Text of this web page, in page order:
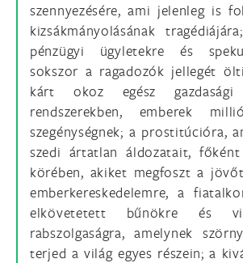
szennyezésére, ami jelenleg is
kizsákmányolásának
pénzügyi ügyletekre és
sokszor a ragadozók jellegét
kárt okoz egész
rendszerekben, emberek
szegénységnek; a prostitúcióra,
szedi ártatlan áldozatait,
körében, akiket megfoszt a
emberkereskedelemre, a
elkövetetett bűnökre és
rabszolgaságra, amelynek
terjed a világ egyes részein; a